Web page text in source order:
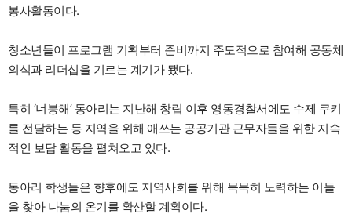
봉사활동이다.
청소년들이 프로그램 기획부터 준비까지 주도적으로 참여해 공동체
의식과 리더십을 기르는 계기가 됐다.
특히 ‘너봉해’ 동아리는 지난해 창립 이후 영동경찰서에도 수제 쿠키
를 전달하는 등 지역을 위해 애쓰는 공공기관 근무자들을 위한 지속
적인 보답 활동을 펼쳐오고 있다.
동아리 학생들은 향후에도 지역사회를 위해 묵묵히 노력하는 이들
을 찾아 나눔의 온기를 확산할 계획이다.